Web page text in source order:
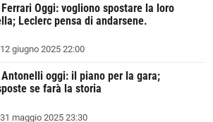
Ferrari Oggi: vogliono spostare la loro
Leclerc pensa di andarsene.
12 giugno 2025 22:00
Antonelli oggi: il piano per la gara;
se farà la storia
31 maggio 2025 23:30